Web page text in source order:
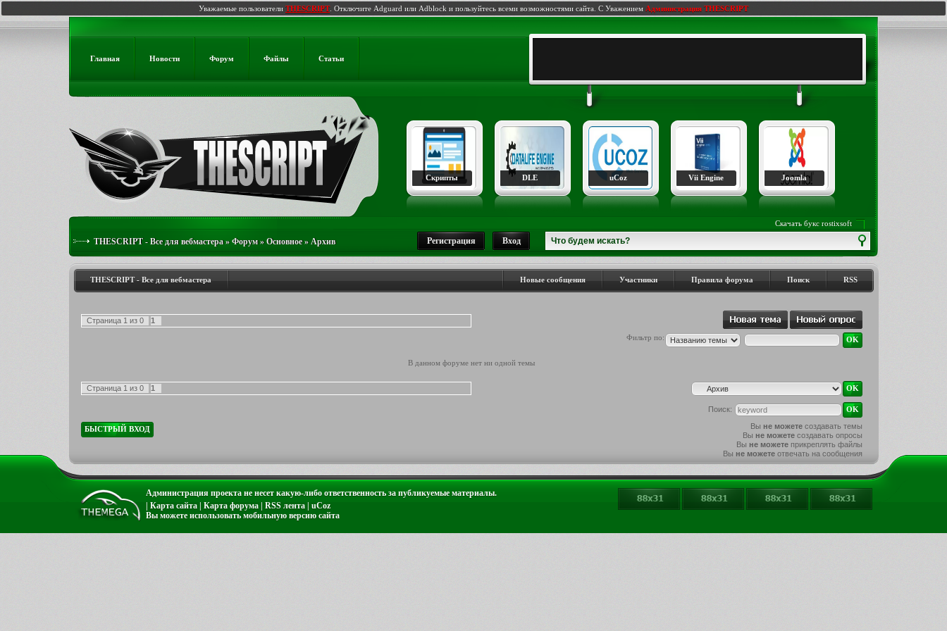
Уважаемые пользователи THESCRIPT. Отключите Adguard или Adblock и пользуйтесь всеми возможностями сайта. С Уважением Администрация THESCRIPT
Главная Новости Форум Файлы Статьи
Скрипты DLE uCoz Vii Engine Joomla
Скачать букс rostixsoft
THESCRIPT - Все для вебмастера»Форум » Основное » Архив Регистрация Вход
THESCRIPT - Все для вебмастера Новые сообщения Участники Правила форума Поиск RSS
Страница 1 из 0
1
Фильтр по:
В данном форуме нет ни одной темы
Страница 1 из 0 1
Поиск:
Вы не можетесоздавать темы
Вы не можетесоздавать опросы
Вы не можетеприкреплять файлы
Вы не можетеотвечать на сообщения
Администрация проекта не несет какую-либо ответственность за публикуемые материалы.
Карта сайта| Карта форума| RSS лента| uCoz
Вы можете использоватьмобильную версию сайта